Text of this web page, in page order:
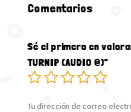
Comentarios
Sé el primero en valorar
TURNIP (AUDIO @)”
Tu dirección de correo